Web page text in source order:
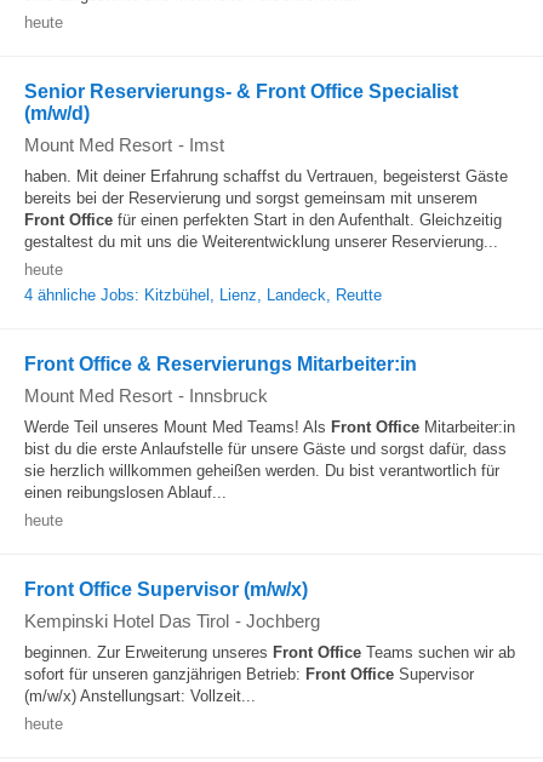
heute
Senior Reservierungs- & Front Office Specialist
(m/w/d)
Mount Med Resort - Imst
haben. Mit deiner Erfahrung schaffst du Vertrauen, begeisterst Gäste
bereits bei der Reservierung und sorgst gemeinsam mit unserem
Front Office für einen perfekten Start in den Aufenthalt. Gleichzeitig
gestaltest du mit uns die Weiterentwicklung unserer Reservierung...
heute
4 ähnliche Jobs: Kitzbühel, Lienz, Landeck, Reutte
Front Office & Reservierungs Mitarbeiter:in
Mount Med Resort - Innsbruck
Werde Teil unseres Mount Med Teams! Als Front Office Mitarbeiter:in
bist du die erste Anlaufstelle für unsere Gäste und sorgst dafür, dass
sie herzlich willkommen geheißen werden. Du bist verantwortlich für
einen reibungslosen Ablauf...
heute
Front Office Supervisor (m/w/x)
Kempinski Hotel Das Tirol - Jochberg
beginnen. Zur Erweiterung unseres Front Office Teams suchen wir ab
sofort für unseren ganzjährigen Betrieb: Front Office Supervisor
(m/w/x) Anstellungsart: Vollzeit...
heute